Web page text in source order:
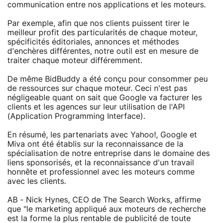
communication entre nos applications et les moteurs.
Par exemple, afin que nos clients puissent tirer le
meilleur profit des particularités de chaque moteur,
spécificités éditoriales, annonces et méthodes
d'enchères différentes, notre outil est en mesure de
traiter chaque moteur différemment.
De même BidBuddy a été conçu pour consommer peu
de ressources sur chaque moteur. Ceci n'est pas
négligeable quant on sait que Google va facturer les
clients et les agences sur leur utilisation de l'API
(Application Programming Interface).
En résumé, les partenariats avec Yahoo!, Google et
Miva ont été établis sur la reconnaissance de la
spécialisation de notre entreprise dans le domaine des
liens sponsorisés, et la reconnaissance d'un travail
honnête et professionnel avec les moteurs comme
avec les clients.
AB - Nick Hynes, CEO de The Search Works, affirme
que "le marketing appliqué aux moteurs de recherche
est la forme la plus rentable de publicité de toute